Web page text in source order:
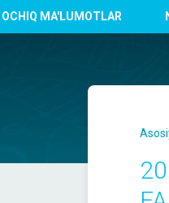
OCHIQ MA'LUMOTLAR